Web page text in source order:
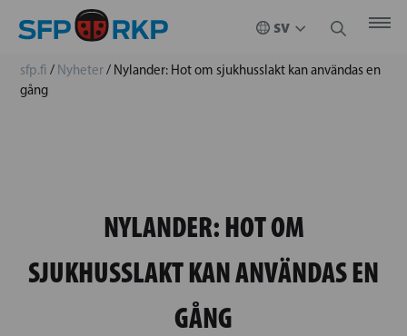
sfp.fi / Nyheter/ Nylander: Hot om sjukhusslakt kan användas en
gång
NYLANDER: HOT OM
SJUKHUSSLAKT KAN ANVÄNDAS EN
GÅNG